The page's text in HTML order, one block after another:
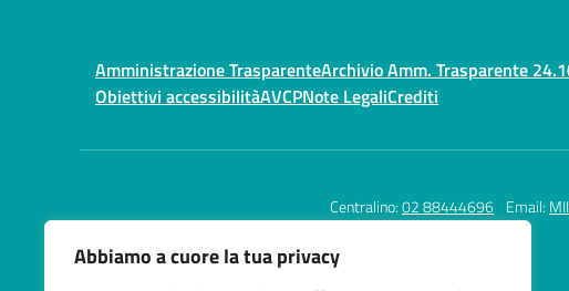
Abbiamo a cuore la tua privacy
Amministrazione TrasparenteArchivio Amm. Trasparente
Obiettivi accessibilitàAVCPNote LegaliCrediti
Centralino:02 88444696 Email: